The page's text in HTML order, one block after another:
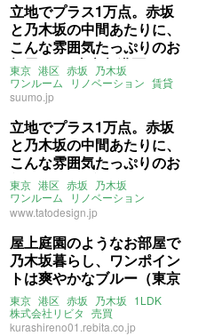
立地でプラス1万点。赤坂
と乃木坂の中間あたりに、
こんな雰囲気たっぷりのお
部屋が！ (東京都港区36㎡
の賃貸物件)
東京 港区 赤坂
乃木坂
ワンルーム
リノベーション 賃貸
suumo.jp
立地でプラス1万点。赤坂
と乃木坂の中間あたりに、
こんな雰囲気たっぷりのお
部屋が！ (東京都港区36㎡
の賃貸物件)
東京 港区 赤坂
乃木坂
ワンルーム
リノベーション
事務所OK 賃貸
www.tatodesign.jp
屋上庭園のようなお部屋で
乃木坂暮らし、ワンポイン
トは爽やかなブルー（東京
都港区42㎡の売買物件）
東京 港区 赤坂 乃木坂 1LDK
株式会社リビタ 売買
kurashireno01.rebita.co.jp